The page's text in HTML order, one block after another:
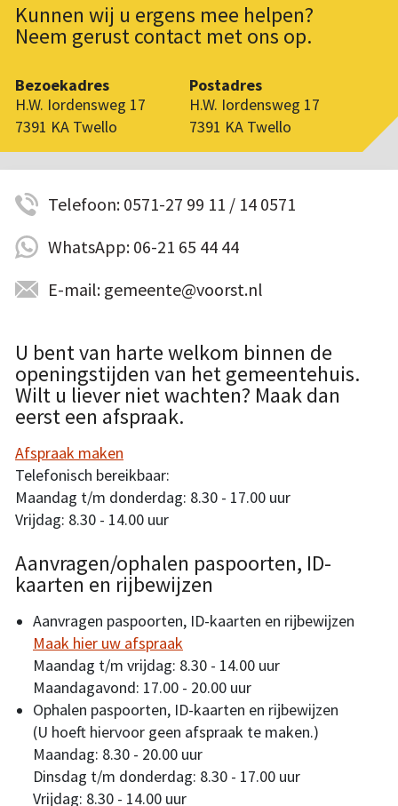
Kunnen wij u ergens mee helpen?
Neem gerust contact met ons op.
Bezoekadres
H.W. Iordensweg 17
7391 KA Twello
Postadres
H.W. Iordensweg 17
7391 KA Twello
Telefoon: 0571-27 99 11 / 14 0571
WhatsApp: 06-21 65 44 44
E-mail: gemeente@voorst.nl
U bent van harte welkom binnen de
openingstijden van het gemeentehuis.
Wilt u liever niet wachten? Maak dan
eerst een afspraak.
Afspraak maken
Telefonisch bereikbaar:
Maandag t/m donderdag: 8.30 - 17.00 uur
Vrijdag: 8.30 - 14.00 uur
Aanvragen/ophalen paspoorten, ID-
kaarten en rijbewijzen
Aanvragen paspoorten, ID-kaarten en rijbewijzen
Maak hier uw afspraak
Maandag t/m vrijdag: 8.30 - 14.00 uur
Maandagavond: 17.00 - 20.00 uur
Ophalen paspoorten, ID-kaarten en rijbewijzen
(U hoeft hiervoor geen afspraak te maken.)
Maandag: 8.30 - 20.00 uur
Dinsdag t/m donderdag: 8.30 - 17.00 uur
Vrijdag: 8.30 - 14.00 uur